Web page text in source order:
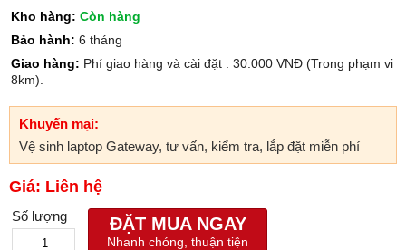
Kho hàng: Còn hàng
Bảo hành: 6 tháng
Giao hàng: Phí giao hàng và cài đặt : 30.000 VNĐ (Trong phạm vi
8km).
Khuyến mại:
Vệ sinh laptop Gateway, tư vấn, kiểm tra, lắp đặt miễn phí
Giá: Liên hệ
Số lượng ĐẶT MUA NGAY
Nhanh chóng, thuận tiện